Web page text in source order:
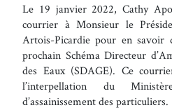
Le 19 janvier 2022, Cathy
courrier à Monsieur le
Artois-Picardie pour en savoir
prochain Schéma Directeur
des Eaux (SDAGE). Ce
l’interpellation du
d’assainissement des particuliers.